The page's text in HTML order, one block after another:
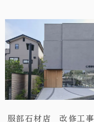
服部石材店 改修工事